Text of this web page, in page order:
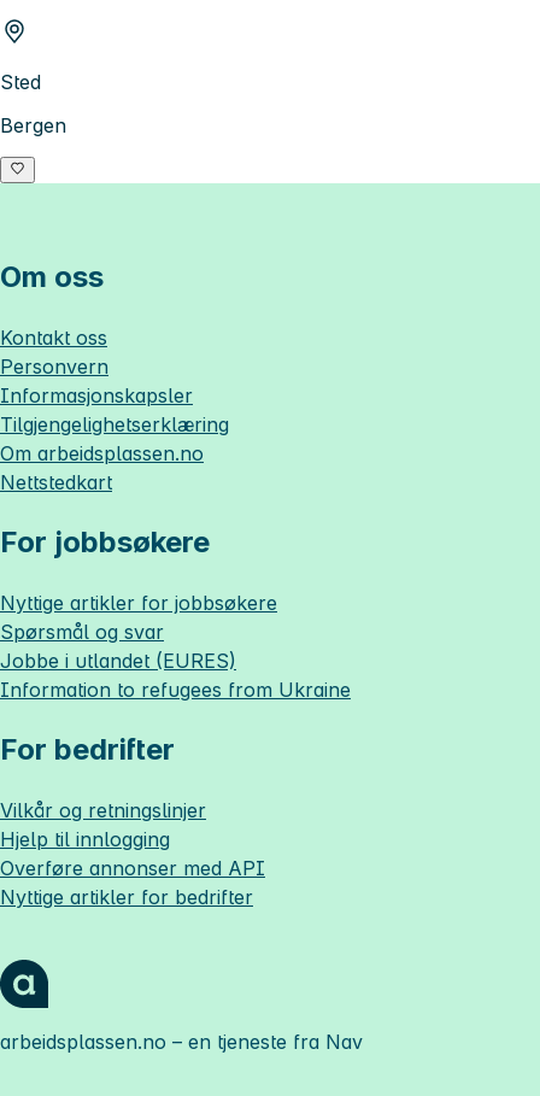
Sted
Bergen
Om oss
Kontakt oss
Personvern
Informasjonskapsler
Tilgjengelighetserklæring
Om arbeidsplassen.no
Nettstedkart
For jobbsøkere
Nyttige artikler for jobbsøkere
Spørsmål og svar
Jobbe i utlandet (EURES)
Information to refugees from Ukraine
For bedrifter
Vilkår og retningslinjer
Hjelp til innlogging
Overføre annonser med API
Nyttige artikler for bedrifter
arbeidsplassen.no – en tjeneste fra Nav